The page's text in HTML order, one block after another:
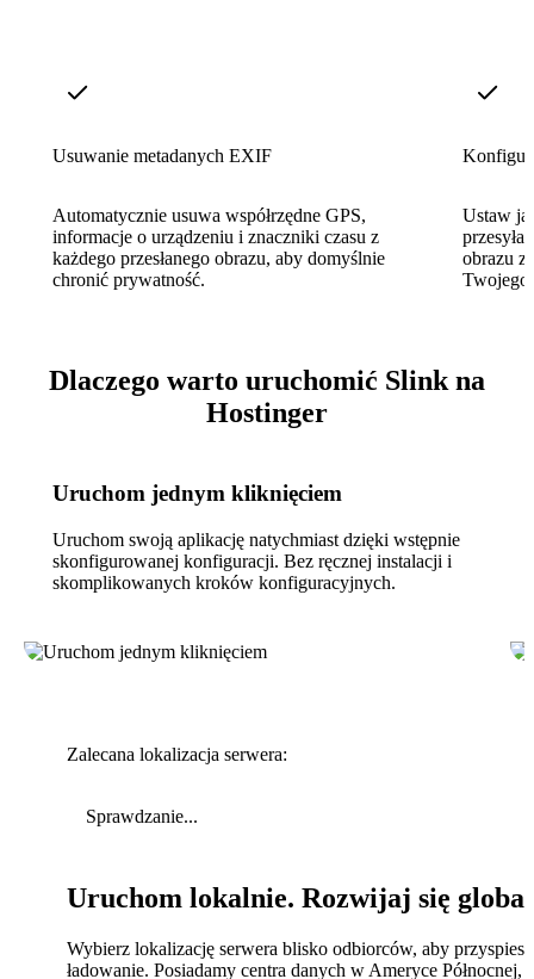
Usuwanie metadanych EXIF
Automatycznie usuwa współrzędne GPS,
informacje o urządzeniu i znaczniki czasu z
każdego przesłanego obrazu, aby domyślnie
chronić prywatność.
Ustaw
obrazu z
Twojego
Dlaczego warto uruchomić Slink na
Hostinger
Uruchom jednym kliknięciem
Uruchom swoją aplikację natychmiast dzięki wstępnie
skonfigurowanej konfiguracji. Bez ręcznej instalacji i
skomplikowanych kroków konfiguracyjnych.
Zalecana lokalizacja serwera:
Sprawdzanie...
Uruchom lokalnie. Rozwijaj się
Wybierz lokalizację serwera blisko odbiorców, aby
ładowanie. Posiadamy centra danych w Ameryce Północnej,